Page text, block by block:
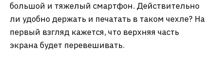
большой и тяжелый смартфон. Действительно
ли удобно держать и печатать в таком чехле? На
первый взгляд кажется, что верхняя часть
экрана будет перевешивать.